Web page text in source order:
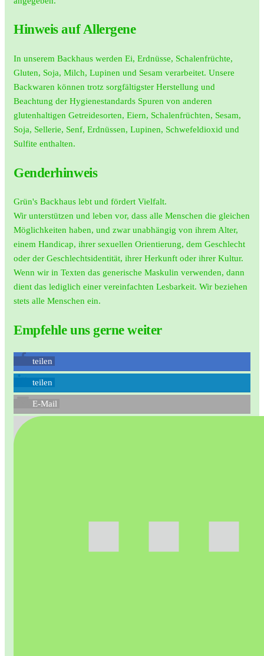
Hinweis auf Allergene
In unserem Backhaus werden Ei, Erdnüsse, Schalenfrüchte,
Gluten, Soja, Milch, Lupinen und Sesam verarbeitet. Unsere
Backwaren können trotz sorgfältigster Herstellung und
Beachtung der Hygienestandards Spuren von anderen
glutenhaltigen Getreidesorten, Eiern, Schalenfrüchten, Sesam,
Soja, Sellerie, Senf, Erdnüssen, Lupinen, Schwefeldioxid und
Sulfite enthalten.
Genderhinweis
Grün's Backhaus lebt und fördert Vielfalt.
Wir unterstützen und leben vor, dass alle Menschen die gleichen
Möglichkeiten haben, und zwar unabhängig von ihrem Alter,
einem Handicap, ihrer sexuellen Orientierung, dem Geschlecht
oder der Geschlechtsidentität, ihrer Herkunft oder ihrer Kultur.
Wenn wir in Texten das generische Maskulin verwenden, dann
dient das lediglich einer vereinfachten Lesbarkeit. Wir beziehen
stets alle Menschen ein.
Empfehle uns gerne weiter
teilen
teilen
E-Mail